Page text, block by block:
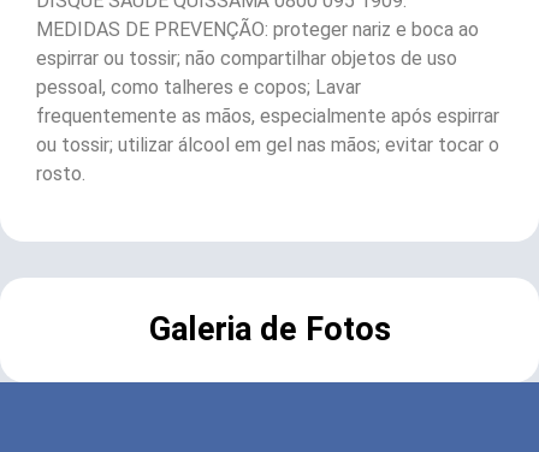
MEDIDAS DE PREVENÇÃO: proteger nariz e boca ao
espirrar ou tossir; não compartilhar objetos de uso
pessoal, como talheres e copos; Lavar
frequentemente as mãos, especialmente após espirrar
ou tossir; utilizar álcool em gel nas mãos; evitar tocar o
rosto.
Galeria de Fotos